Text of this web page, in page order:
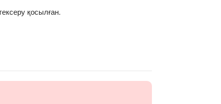
қосылған.